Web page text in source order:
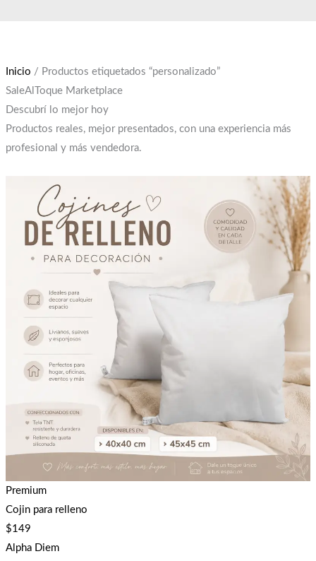
Inicio / Productos etiquetados “personalizado”
SaleAlToque Marketplace
Descubrí lo mejor hoy
Productos reales, mejor presentados, con una experiencia más
profesional y más vendedora.
Premium
Cojin para relleno
$149
Alpha Diem
era:
$12,000.
es:
$10,000.